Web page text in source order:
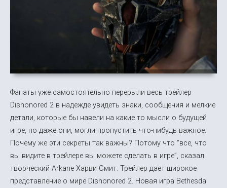
Фанаты уже самостоятельно перерыли весь трейлер
Dishonored 2 в надежде увидеть знаки, сообщения и мелкие
детали, которые бы навели на какие то мысли о будущей
игре, но даже они, могли пропустить что-нибудь важное.
Почему же эти секреты так важны? Потому что “все, что
вы видите в трейлере вы можете сделать в игре”, сказал
творческий Arkane Харви Смит. Трейлер дает широкое
представление о мире Dishonored 2. Новая игра Bethesda